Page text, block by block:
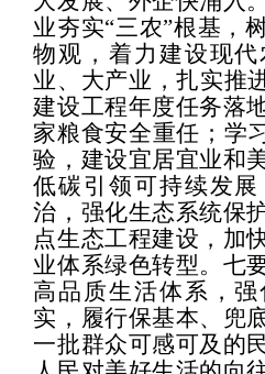
业夯实“三农”根基，
物观，着力建设现
业、大产业，扎实推
建设工程年度任务落
家粮食安全重任；学
验，建设宜居宜业和
低碳引领可持续发
治，强化生态系统保
点生态工程建设，加
业体系绿色转型。七
高品质生活体系，
实，履行保基本、兜
一批群众可感可及的